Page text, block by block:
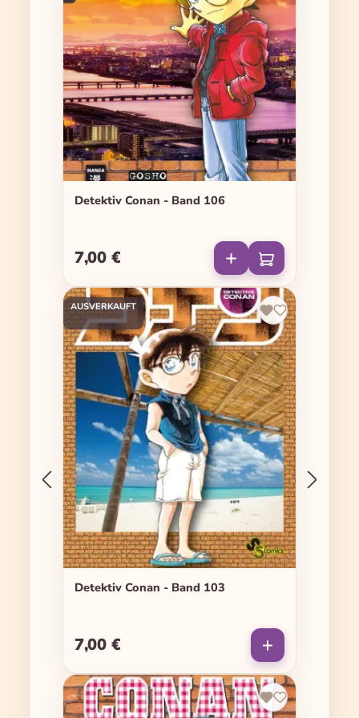
Detektiv Conan - Band 106
Regulärer Preis:
7,00 €
AUSVERKAUFT
Detektiv Conan - Band 103
Regulärer Preis:
7,00 €